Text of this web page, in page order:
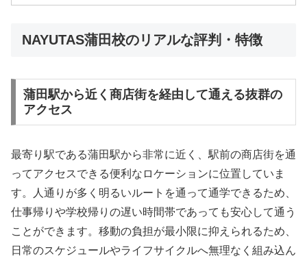
NAYUTAS蒲田校のリアルな評判・特徴
蒲田駅から近く商店街を経由して通える抜群の
アクセス
最寄り駅である蒲田駅から非常に近く、駅前の商店街を通
ってアクセスできる便利なロケーションに位置していま
す。人通りが多く明るいルートを通って通学できるため、
仕事帰りや学校帰りの遅い時間帯であっても安心して通う
ことができます。移動の負担が最小限に抑えられるため、
日常のスケジュールやライフサイクルへ無理なく組み込ん